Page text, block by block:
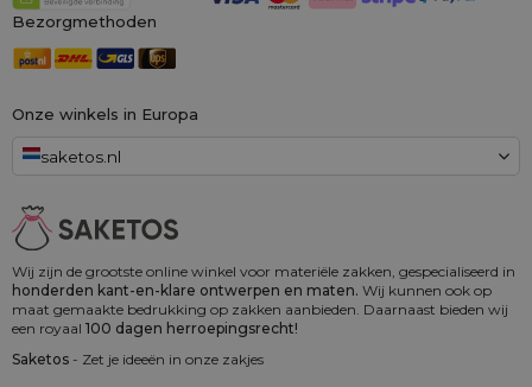
Wij zijn de grootste online winkel voor materiële zakken, gespecialiseerd in
honderden kant-en-klare ontwerpen en maten. Wij kunnen ook op
maat gemaakte bedrukking op zakken aanbieden. Daarnaast bieden wij
een royaal 100 dagen herroepingsrecht!
Saketos - Zet je ideeën in onze zakjes
Onze winkels in Europa
saketos.nl
Bezorgmethoden